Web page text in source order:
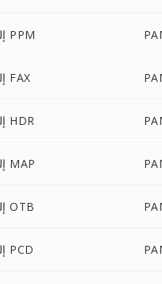
PAM إلى PPM
PAM إلى FAX
PAM إلى HDR
PAM إلى MAP
PAM إلى OTB
PAM إلى PCD